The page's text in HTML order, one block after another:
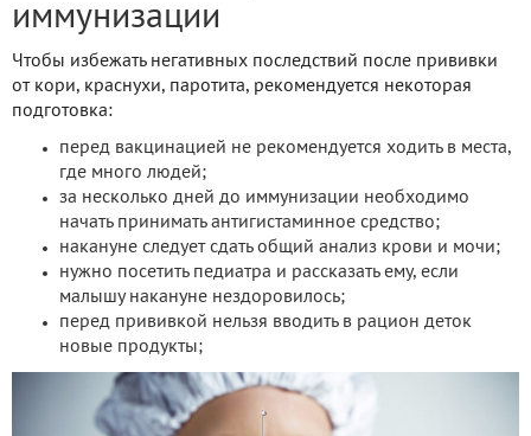
иммунизации
Чтобы избежать негативных последствий после прививки
от кори, краснухи, паротита, рекомендуется некоторая
подготовка:
перед вакцинацией не рекомендуется ходить в места,
где много людей;
за несколько дней до иммунизации необходимо
начать принимать антигистаминное средство;
накануне следует сдать общий анализ крови и мочи;
нужно посетить педиатра и рассказать ему, если
малышу накануне нездоровилось;
перед прививкой нельзя вводить в рацион деток
новые продукты;